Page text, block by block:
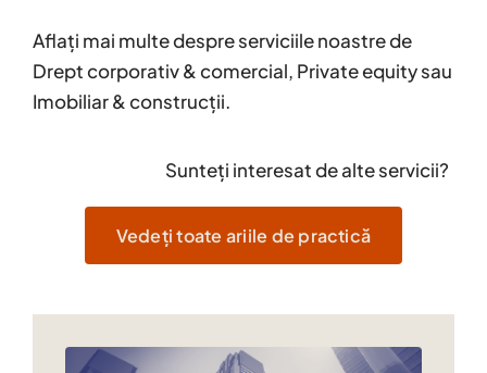
Aflați mai multe despre serviciile noastre de
Drept corporativ & comercial, Private equity sau
Imobiliar & construcții.
Sunteți interesat de alte servicii?
Vedeți toate ariile de practică